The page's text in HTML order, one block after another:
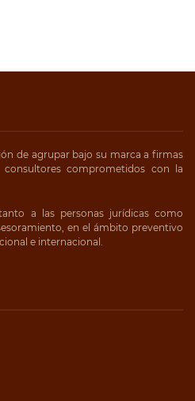
de agrupar bajo su marca a firmas
comprometidos con la
a las personas jurídicas como
en el ámbito preventivo
e internacional.